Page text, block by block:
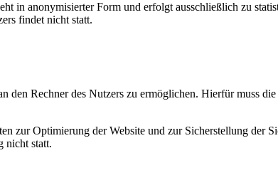
in anonymisierter Form und erfolgt ausschließlich zu
findet nicht statt.
Rechner des Nutzers zu ermöglichen. Hierfür muss
zur Optimierung der Website und zur Sicherstellung der
nicht statt.